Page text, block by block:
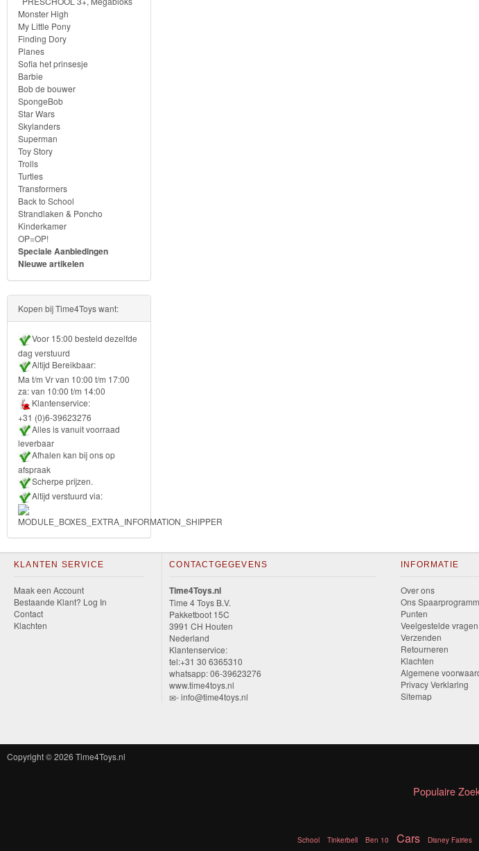
Fireman
Sam
Magische
Eenhoorn
Mickey
&
Minnie
Puzzels
Avengers
Forever
Friends
Spiderman
Disney
princess
Angry
Birds
Batman
Goede
dinosaurus
Dora
-
Diego
Hello
Kitty
Ben
Monster High
My Little Pony
Finding Dory
Planes
Sofia het prinsesje
Barbie
Bob de bouwer
SpongeBob
Star Wars
Skylanders
Superman
Toy Story
Trolls
Turtles
Transformers
Back to School
Strandlaken & Poncho
Kinderkamer
OP=OP!
Speciale Aanbiedingen
Nieuwe artikelen
Kopen bij Time4Toys want:
Voor 15:00 besteld dezelfde
dag verstuurd
Altijd Bereikbaar:
Ma t/m Vr van 10:00 t/m 17:00
za: van 10:00 t/m 14:00
Klantenservice:
+31 (0)6-39623276
Alles is vanuit voorraad
leverbaar
Afhalen kan bij ons op
afspraak
Scherpe prijzen.
Altijd verstuurd via:
KLANTEN SERVICE
Maak een Account
Bestaande Klant? Log In
Contact
Klachten
CONTACTGEGEVENS
Time4Toys.nl
Time 4 Toys B.V.
Pakketboot 15C
3991 CH Houten
Nederland
Klantenservice:
tel:+31 30 6365310
whatsapp: 06-39623276
www.time4toys.nl
- info@time4toys.nl
INFORMATIE
Over ons
Ons
Punten
Veelgestelde vragen
Verzenden
Retourneren
Klachten
Algemene
Privacy Verklaring
Sitemap
Copyright © 2026 Time4Toys.nl
Populaire
School Tinkerbell Ben 10 Cars Disney Fairies